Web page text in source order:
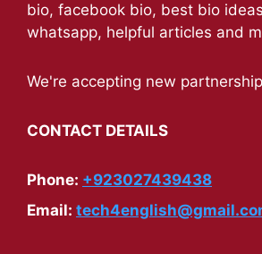
bio, facebook bio, best bio
whatsapp, helpful articles and
We're accepting new
CONTACT DETAILS
Phone: +923027439438
Email: